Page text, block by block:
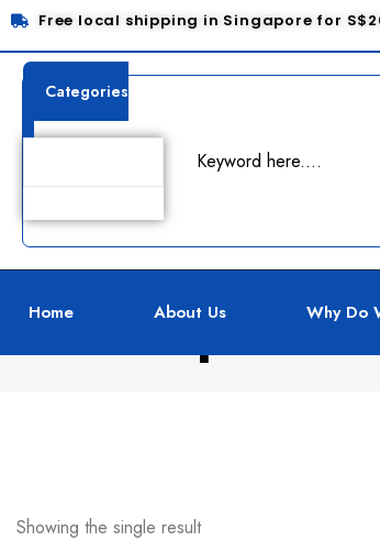
Free local shipping in Singapore for
Categories
Home About Us Why Do
TNT Express
Showing the single result